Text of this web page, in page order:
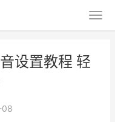
设置教程 轻
08